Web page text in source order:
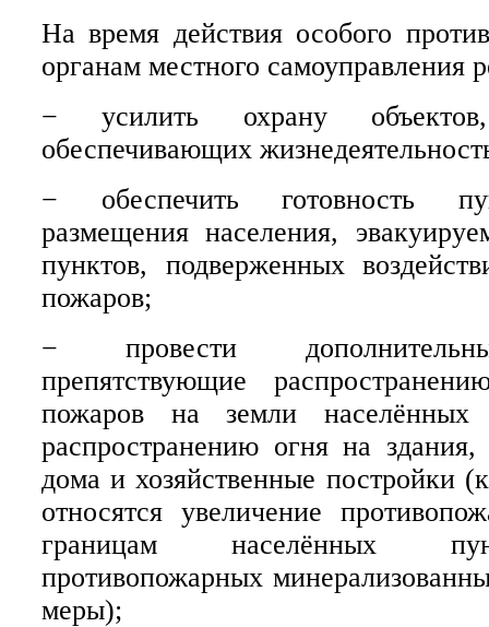
На время действия особого
органам местного самоуправления
− усилить охрану объектов,
обеспечивающих
− обеспечить готовность
размещения населения,
пунктов, подверженных
пожаров;
− провести
препятствующие
пожаров на земли
распространению огня на
дома и хозяйственные постройки
относятся увеличение
границам населённых
противопожарных
меры);